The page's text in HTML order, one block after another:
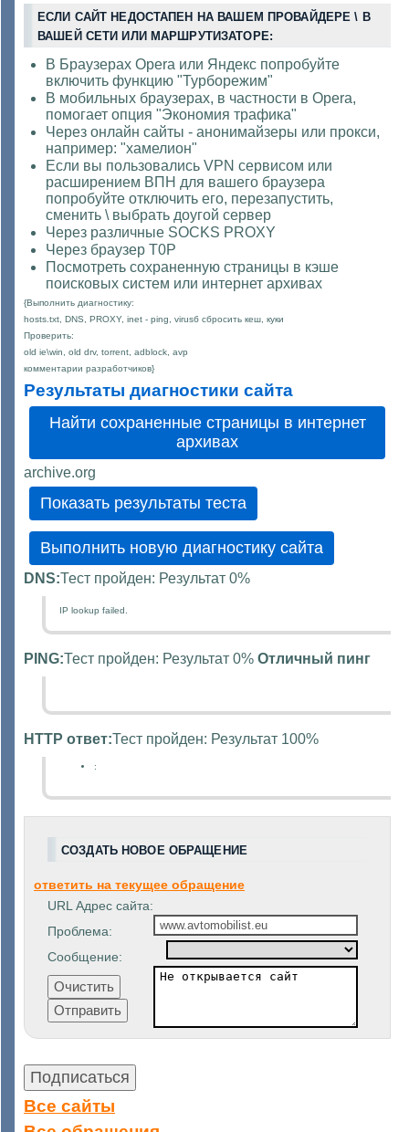
ЕСЛИ САЙТ НЕДОСТАПЕН НА ВАШЕМ ПРОВАЙДЕРЕ \ В
ВАШЕЙ СЕТИ ИЛИ МАРШРУТИЗАТОРЕ:
В Браузерах Opera или Яндекс попробуйте
включить функцию "Турборежим"
В мобильных браузерах, в частности в Opera,
помогает опция "Экономия трафика"
Через онлайн сайты - анонимайзеры или прокси,
например: "хамелион"
Если вы пользовались VPN сервисом или
расширением ВПН для вашего браузера
попробуйте отключить его, перезапустить,
сменить \ выбрать доугой сервер
Через различные SOCKS PROXY
Через браузер Т0Р
Посмотреть сохраненную страницы в кэше
поисковых систем или интернет архивах
{Выполнить диагностику:
hosts.txt, DNS, PROXY, inet - ping, virusб сбросить кеш, куки
Проверить:
old ie\win, old drv, torrent, adblock, avp
комментарии разработчиков}
Результаты диагностики сайта
archive.org
DNS:Тест пройден: Результат 0%
IP lookup failed.
PING:Тест пройден: Результат 0% Отличный пинг
HTTP ответ:Тест пройден: Результат 100%
:
СОЗДАТЬ НОВОЕ ОБРАЩЕНИЕ
ответить на текущее обращение
URL Адрес сайта:
Проблема:
Сообщение:
Все сайты